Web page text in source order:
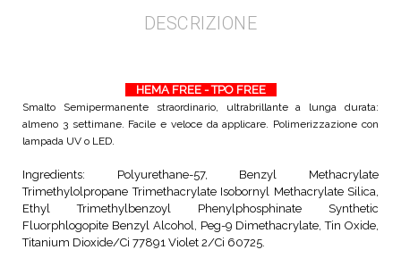
DESCRIZIONE
HEMA FREE - TPO FREE
Smalto Semipermanente straordinario, ultrabrillante a lunga durata:
almeno 3 settimane. Facile e veloce da applicare. Polimerizzazione con
lampada UV o LED.
Ingredients: Polyurethane-57, Benzyl Methacrylate
Trimethylolpropane Trimethacrylate Isobornyl Methacrylate Silica,
Ethyl Trimethylbenzoyl Phenylphosphinate Synthetic
Fluorphlogopite Benzyl Alcohol, Peg-9 Dimethacrylate, Tin Oxide,
Titanium Dioxide/Ci 77891 Violet 2/Ci 60725.